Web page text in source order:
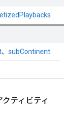
、 subContinent
ティビティ